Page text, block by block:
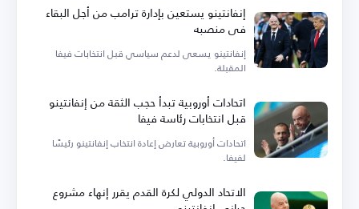
إنفانتينو يستعين بإدارة ترامب من أجل البقاء
في منصبه
إنفانتينو يسعى لدعم سياسي قبل انتخابات فيفا
المقبلة.
اتحادات أوروبية تبدأ حجب الثقة من إنفانتينو
قبل انتخابات رئاسة فيفا
اتحادات أوروبية تعارض إعادة انتخاب إنفانتينو رئيسًا
لفيفا.
الاتحاد الدولي لكرة القدم يقرر إنهاء مشروع